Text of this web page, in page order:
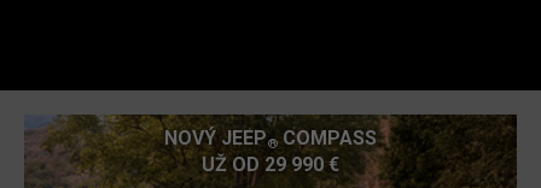
NOVÝ JEEP® COMPASS
UŽ OD 29 990 €